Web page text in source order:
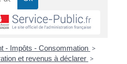
- Impôts - Consommation >
et revenus à déclarer >